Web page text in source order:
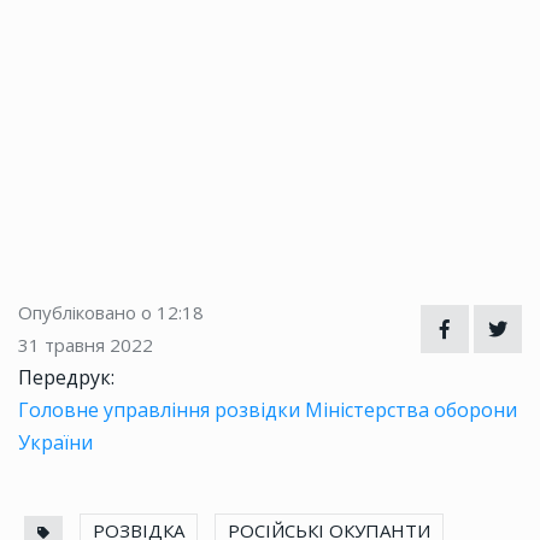
Опубліковано о 12:18
31 травня 2022
Передрук:
Головне управління розвідки Міністерства оборони
України
РОЗВІДКА РОСІЙСЬКІ ОКУПАНТИ